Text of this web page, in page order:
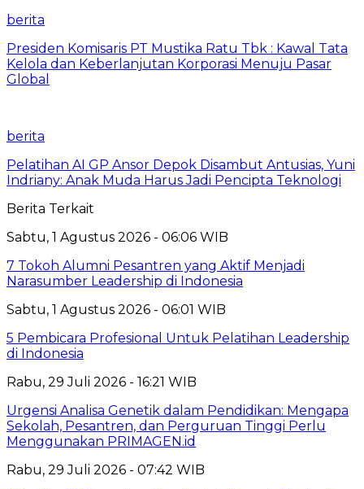
berita
Presiden Komisaris PT Mustika Ratu Tbk : Kawal Tata
Kelola dan Keberlanjutan Korporasi Menuju Pasar
Global
berita
Pelatihan AI GP Ansor Depok Disambut Antusias, Yuni
Indriany: Anak Muda Harus Jadi Pencipta Teknologi
Berita Terkait
Sabtu, 1 Agustus 2026 - 06:06 WIB
7 Tokoh Alumni Pesantren yang Aktif Menjadi
Narasumber Leadership di Indonesia
Sabtu, 1 Agustus 2026 - 06:01 WIB
5 Pembicara Profesional Untuk Pelatihan Leadership
di Indonesia
Rabu, 29 Juli 2026 - 16:21 WIB
Urgensi Analisa Genetik dalam Pendidikan: Mengapa
Sekolah, Pesantren, dan Perguruan Tinggi Perlu
Menggunakan PRIMAGEN.id
Rabu, 29 Juli 2026 - 07:42 WIB